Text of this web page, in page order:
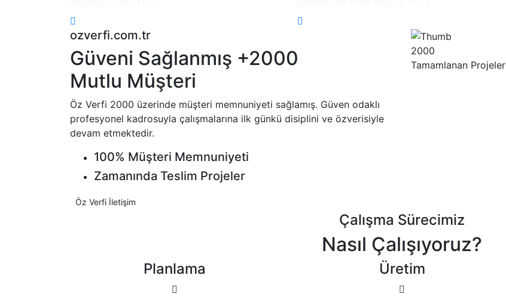
ozverfi.com.tr
Güveni Sağlanmış +2000
Mutlu Müşteri
Öz Verfi 2000 üzerinde müşteri memnuniyeti sağlamış. Güven odaklı
profesyonel kadrosuyla çalışmalarına ilk günkü disiplini ve özverisiyle
devam etmektedir.
100% Müşteri Memnuniyeti
Zamanında Teslim Projeler
Öz Verfi İletişim
2000
Tamamlanan Projeler
Çalışma Sürecimiz
Nasıl Çalışıyoruz?
Planlama Üretim